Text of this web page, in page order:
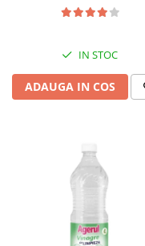
IN STOC
ADAUGA IN COS